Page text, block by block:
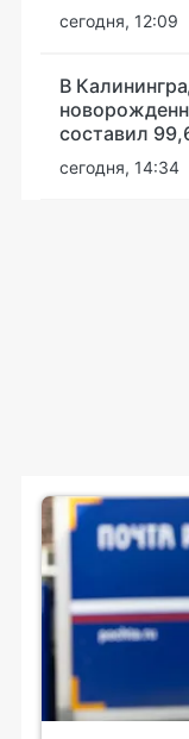
сегодня, 12:09
В
составил
сегодня, 14:34